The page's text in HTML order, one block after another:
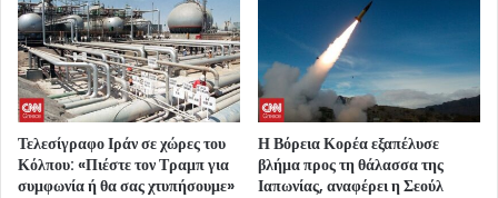
Τελεσίγραφο Ιράν σε χώρες του
Κόλπου: «Πιέστε τον Τραμπ για
συμφωνία ή θα σας χτυπήσουμε»
Η Βόρεια Κορέα εξαπέλυσε
βλήμα προς τη θάλασσα της
Ιαπωνίας, αναφέρει η Σεούλ